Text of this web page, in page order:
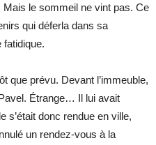
le sommeil ne vint pas. Ce
qui déferla dans sa
fatidique.
que prévu. Devant l’immeuble,
Étrange… Il lui avait
s’était donc rendue en ville,
un rendez-vous à la